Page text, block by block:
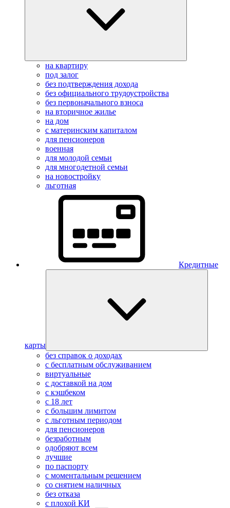
на квартиру
под залог
без подтверждения дохода
без официального трудоустройства
без первоначального взноса
на вторичное жилье
на дом
с материнским капиталом
для пенсионеров
военная
для молодой семьи
для многодетной семьи
на новостройку
льготная
Кредитные
карты
без справок о доходах
с бесплатным обслуживанием
виртуальные
с доставкой на дом
с кэшбеком
с 18 лет
с большим лимитом
с льготным периодом
для пенсионеров
безработным
одобряют всем
лучшие
по паспорту
с моментальным решением
со снятием наличных
без отказа
с плохой КИ